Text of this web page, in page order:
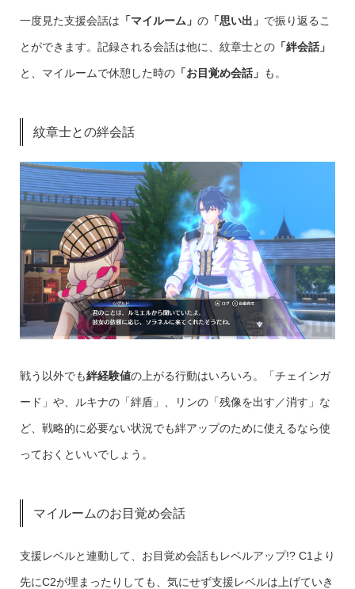
一度見た支援会話は 「マイルーム」 の「思い出」 で振り返るこ
とができます。記録される会話は他に、紋章士との「絆会話」
と、マイルームで休憩した時の「お目覚め会話」 も。
紋章士との絆会話
戦う以外でも絆経験値の上がる行動はいろいろ。「チェインガ
ード」や、ルキナの「絆盾」、リンの「残像を出す／消す」な
ど、戦略的に必要ない状況でも絆アップのために使えるなら使
っておくといいでしょう。
マイルームのお目覚め会話
支援レベルと連動して、お目覚め会話もレベルアップ!? C1より
先にC2が埋まったりしても、気にせず支援レベルは上げていき